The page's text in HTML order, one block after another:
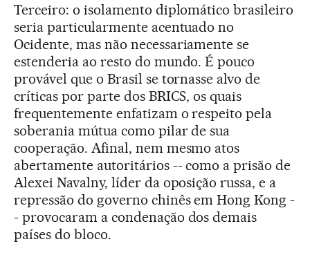
Terceiro: o isolamento diplomático brasileiro
seria particularmente acentuado no
Ocidente, mas não necessariamente se
estenderia ao resto do mundo. É pouco
provável que o Brasil se tornasse alvo de
críticas por parte dos BRICS, os quais
frequentemente enfatizam o respeito pela
soberania mútua como pilar de sua
cooperação. Afinal, nem mesmo atos
abertamente autoritários -- como a prisão de
Alexei Navalny, líder da oposição russa, e a
repressão do governo chinês em Hong Kong -
- provocaram a condenação dos demais
países do bloco.